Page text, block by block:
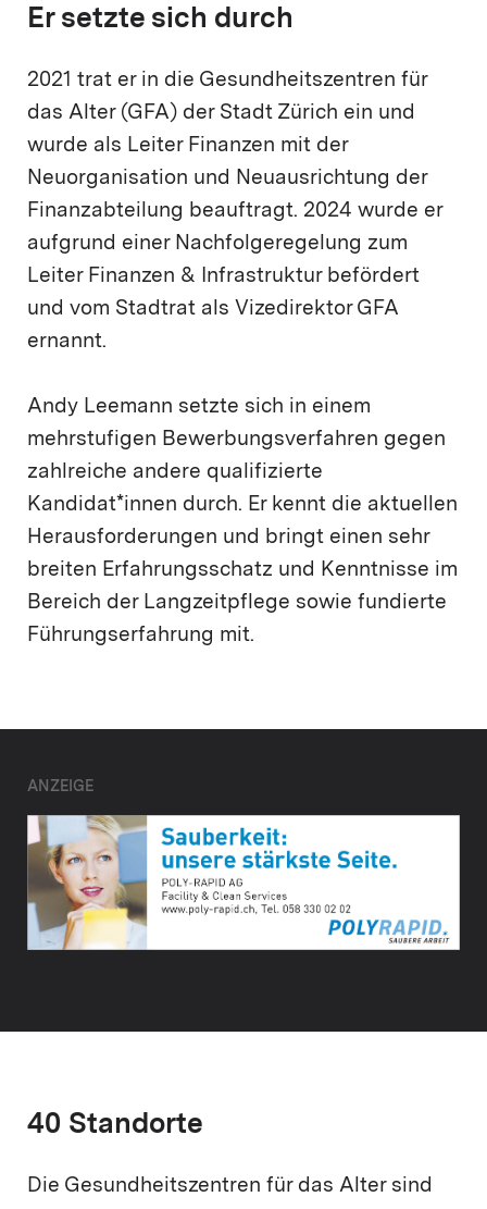
Er setzte sich durch
2021 trat er in die Gesundheitszentren für
das Alter (GFA) der Stadt Zürich ein und
wurde als Leiter Finanzen mit der
Neuorganisation und Neuausrichtung der
Finanzabteilung beauftragt. 2024 wurde er
aufgrund einer Nachfolgeregelung zum
Leiter Finanzen & Infrastruktur befördert
und vom Stadtrat als Vizedirektor GFA
ernannt.
Andy Leemann setzte sich in einem
mehrstufigen Bewerbungsverfahren gegen
zahlreiche andere qualifizierte
Kandidat*innen durch. Er kennt die aktuellen
Herausforderungen und bringt einen sehr
breiten Erfahrungsschatz und Kenntnisse im
Bereich der Langzeitpflege sowie fundierte
Führungserfahrung mit.
ANZEIGE
40 Standorte
Die Gesundheitszentren für das Alter sind